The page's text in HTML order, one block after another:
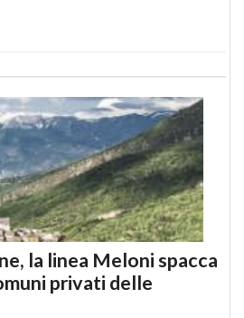
la linea Meloni spacca
privati delle